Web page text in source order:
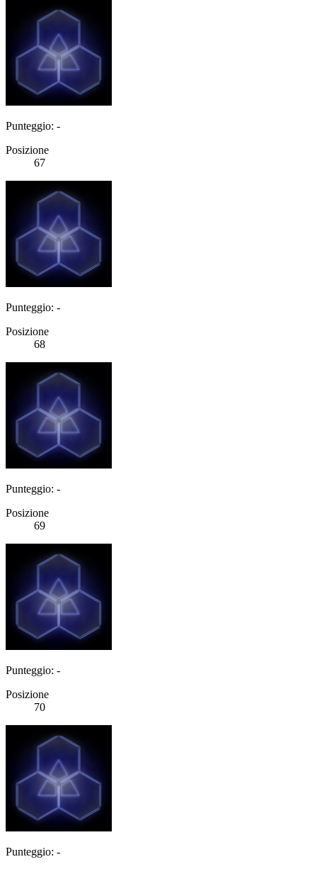
Punteggio: -
Posizione
67
Punteggio: -
Posizione
68
Punteggio: -
Posizione
69
Punteggio: -
Posizione
70
Punteggio: -